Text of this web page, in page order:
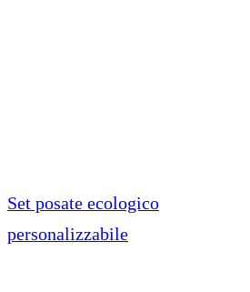
Set posate ecologico
personalizzabile